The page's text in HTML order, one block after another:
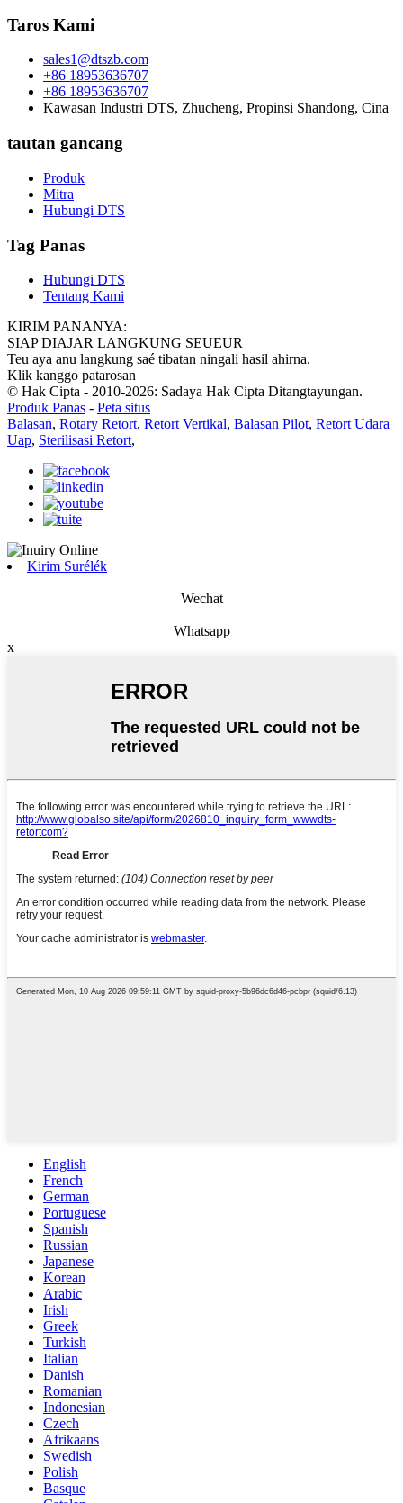
Taros Kami
sales1@dtszb.com
+86 18953636707
+86 18953636707
Kawasan Industri DTS, Zhucheng, Propinsi Shandong, Cina
tautan gancang
Produk
Mitra
Hubungi DTS
Tag Panas
Hubungi DTS
Tentang Kami
KIRIM PANANYA:
SIAP DIAJAR LANGKUNG SEUEUR
Teu aya anu langkung saé tibatan ningali hasil ahirna.
Klik kanggo patarosan
© Hak Cipta - 2010-2026: Sadaya Hak Cipta Ditangtayungan.
Produk Panas - Peta situs
Balasan, Rotary Retort, Retort Vertikal, Balasan Pilot, Retort Udara
Uap, Sterilisasi Retort,
Kirim Surélék
Wechat
Whatsapp
x
English
French
German
Portuguese
Spanish
Russian
Japanese
Korean
Arabic
Irish
Greek
Turkish
Italian
Danish
Romanian
Indonesian
Czech
Afrikaans
Swedish
Polish
Basque